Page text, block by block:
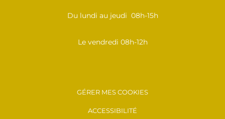
Du lundi au jeudi 08h-15h
Le vendredi 08h-12h
GÉRER MES COOKIES
ACCESSIBILITÉ